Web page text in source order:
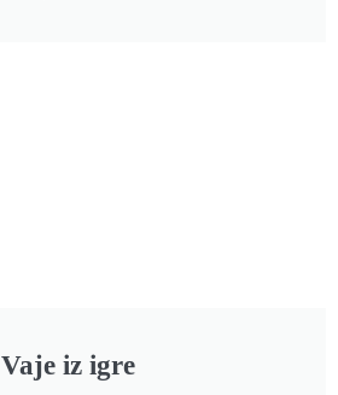
Vaje iz igre